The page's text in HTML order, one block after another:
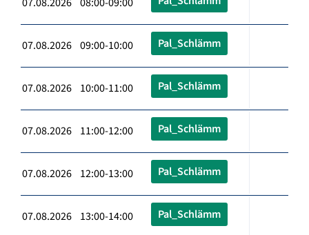
07.08.2026 09:00-10:00 Pal_Schlämm
07.08.2026 10:00-11:00 Pal_Schlämm
07.08.2026 11:00-12:00 Pal_Schlämm
07.08.2026 12:00-13:00 Pal_Schlämm
07.08.2026 13:00-14:00 Pal_Schlämm